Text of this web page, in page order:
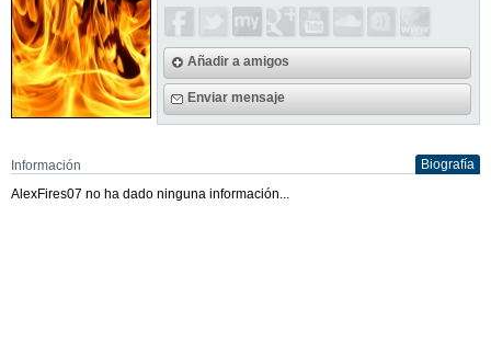
Añadir a amigos
Enviar mensaje
Información
Biografía
AlexFires07 no ha dado ninguna información...